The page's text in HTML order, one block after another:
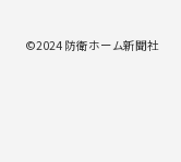
©2024 防衛ホーム新聞社